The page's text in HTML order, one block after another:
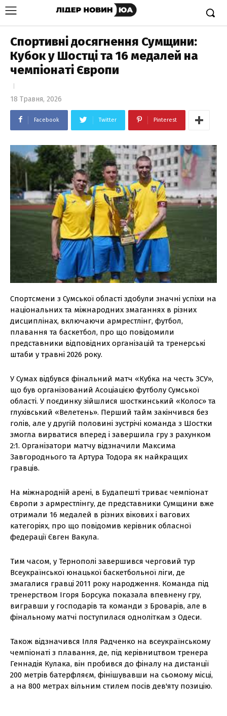
Спортивні досягнення Сумщини:
Кубок у Шостці та 16 медалей на
чемпіонаті Європи
18 Травня, 2026
Facebook Twitter Pinterest
Спортсмени з Сумської області здобули значні успіхи на
національних та міжнародних змаганнях в різних
дисциплінах, включаючи армрестлінг, футбол,
плавання та баскетбол, про що повідомили
представники відповідних організацій та тренерські
штаби у травні 2026 року.
У Сумах відбувся фінальний матч «Кубка на честь ЗСУ»,
що був організований Асоціацією футболу Сумської
області. У поєдинку зійшлися шосткинський «Колос» та
глухівський «Велетень». Перший тайм закінчився без
голів, але у другій половині зустрічі команда з Шостки
змогла вирватися вперед і завершила гру з рахунком
2:1. Організатори матчу відзначили Максима
Завгороднього та Артура Тодора як найкращих
гравців.
На міжнародній арені, в Будапешті триває чемпіонат
Європи з армрестлінгу, де представники Сумщини вже
отримали 16 медалей в різних вікових і вагових
категоріях, про що повідомив керівник обласної
федерації Євген Вакула.
Тим часом, у Тернополі завершився черговий тур
Всеукраїнської юнацької баскетбольної ліги, де
змагалися гравці 2011 року народження. Команда під
тренерством Ігоря Борсука показала впевнену гру,
вигравши у господарів та команди з Броварів, але в
фінальному матчі поступилася одноліткам з Одеси.
Також відзначився Ілля Радченко на всеукраїнському
чемпіонаті з плавання, де, під керівництвом тренера
Геннадія Кулака, він пробився до фіналу на дистанції
200 метрів батерфляєм, фінішувавши на сьомому місці,
а на 800 метрах вільним стилем посів дев'яту позицію.